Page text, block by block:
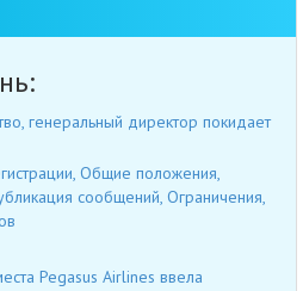
генеральный директор покидает
Общие положения,
сообщений, Ограничения,
Pegasus Airlines ввела